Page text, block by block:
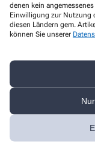
denen kein
Einwilligung zur Nutzung
diesen Ländern gem.
können Sie unserer
Ich erkläre mich
Daten elektronisch
von mir
Ihre Daten werden
verwendet.
Sind Sie ein